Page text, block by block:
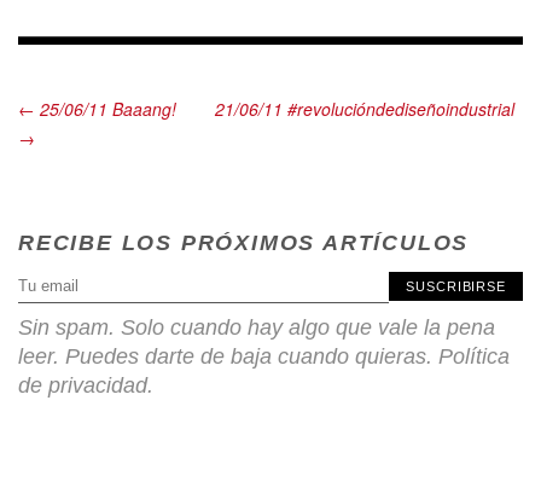
← 25/06/11 Baaang!
21/06/11 #revolucióndediseñoindustrial
→
RECIBE LOS PRÓXIMOS ARTÍCULOS
SUSCRIBIRSE
Sin spam. Solo cuando hay algo que vale la pena
leer. Puedes darte de baja cuando quieras. Política
de privacidad.